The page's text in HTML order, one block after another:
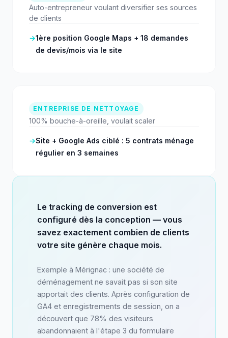
Auto-entrepreneur voulant diversifier ses sources
de clients
→1ère position Google Maps + 18 demandes
de devis/mois via le site
ENTREPRISE DE NETTOYAGE
100% bouche-à-oreille, voulait scaler
→Site + Google Ads ciblé : 5 contrats ménage
régulier en 3 semaines
Le tracking de conversion est
configuré dès la conception — vous
savez exactement combien de clients
votre site génère chaque mois.
Exemple à Mérignac : une société de
déménagement ne savait pas si son site
apportait des clients. Après configuration de
GA4 et enregistrements de session, on a
découvert que 78% des visiteurs
abandonnaient à l'étape 3 du formulaire